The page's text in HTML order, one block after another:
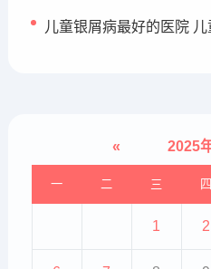
儿童银屑病最好的医院
« 2025
一 二 三 四
1 2